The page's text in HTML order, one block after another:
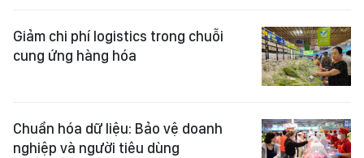
Giảm chi phí logistics trong chuỗi
cung ứng hàng hóa
Chuẩn hóa dữ liệu: Bảo vệ doanh
nghiệp và người tiêu dùng